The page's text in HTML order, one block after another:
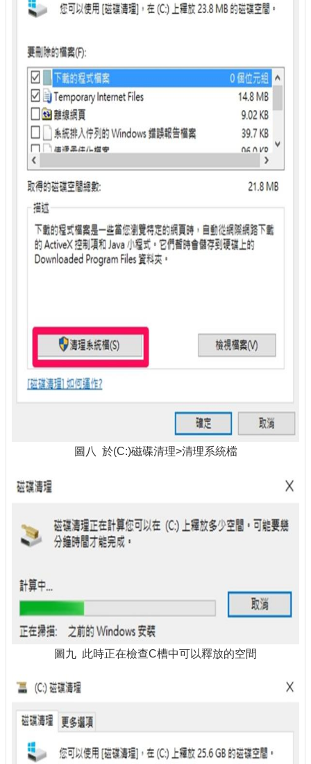
圖八 於(C:)磁碟清理>清理系統檔
圖九 此時正在檢查C槽中可以釋放的空間